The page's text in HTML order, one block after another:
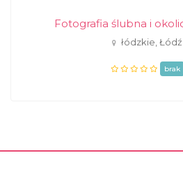
Fotografia ślubna i
łódzkie, Łódź
brak